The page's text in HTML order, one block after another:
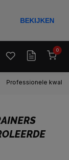
0
Professionele
BEKIJKEN